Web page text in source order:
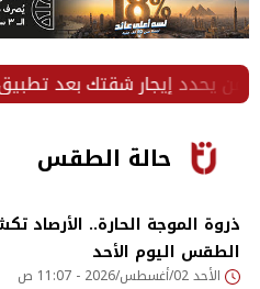
حالة الطقس
ذروة الموجة الحارة.. الأرصاد
الطقس اليوم الأحد
الأحد 02/أغسطس/2026 - 11:07 ص